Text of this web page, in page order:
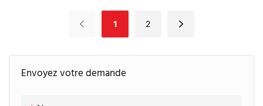
Envoyez votre demande
indiennes. La dalle de granit
couramment utilisée dans
les murs extérieurs, les
Bordeaux -
l&39;élégance et de la
1 2